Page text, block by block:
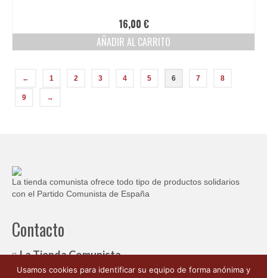
producto
Las
opciones
se
16,00 €
AÑADIR AL CARRITO
← 1 2 3 4 5 6 7 8
9 →
La tienda comunista ofrece todo tipo de productos solidarios
con el Partido Comunista de España
Contacto
La Tienda Comunista
c/ Ambrosio de Morales, 1
Usamos cookies para identificar su equipo de forma anónima y